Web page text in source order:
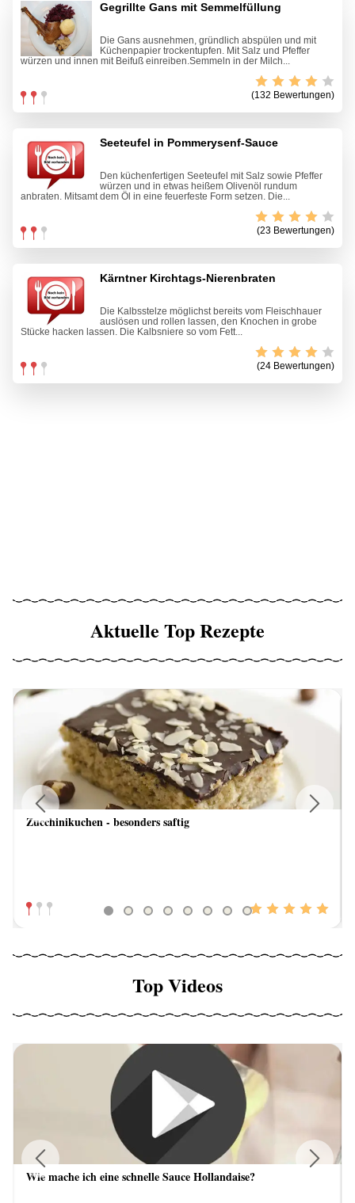
Gegrillte Gans mit Semmelfüllung
Die Gans ausnehmen, gründlich abspülen und mit
Küchenpapier trockentupfen. Mit Salz und Pfeffer
würzen und innen mit Beifuß einreiben.Semmeln in der Milch...
(132 Bewertungen)
Seeteufel in Pommerysenf-Sauce
Den küchenfertigen Seeteufel mit Salz sowie Pfeffer
würzen und in etwas heißem Olivenöl rundum
anbraten. Mitsamt dem Öl in eine feuerfeste Form setzen. Die...
(23 Bewertungen)
Kärntner Kirchtags-Nierenbraten
Die Kalbsstelze möglichst bereits vom Fleischhauer
auslösen und rollen lassen, den Knochen in grobe
Stücke hacken lassen. Die Kalbsniere so vom Fett...
(24 Bewertungen)
Aktuelle Top Rezepte
Zucchinikuchen - besonders saftig
Previous
Top Videos
Wie mache ich eine schnelle Sauce Hollandaise?
Previous